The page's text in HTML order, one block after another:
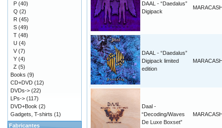
DAAL - “Daedalus”
Digipack
DAAL - “Daedalus”
Digipack limited
edition
Daal -
“Decoding/Waves
De Luxe Boxset”
P (40)
Q (2)
R (45)
S (49)
T (48)
U (4)
V (7)
Y (4)
Z (5)
Books (9)
CD+DVD (12)
DVDs-> (22)
LPs-> (117)
DVD+Book (2)
Gadgets, T-shirts (1)
Fabricantes